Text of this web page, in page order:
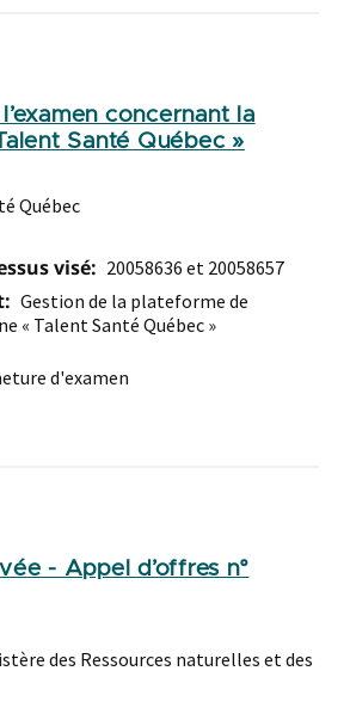
concernant la
Santé Québec »
Québec
visé: 20058636 et 20058657
Gestion de la plateforme de
« Talent Santé Québec »
d'examen
- Appel d’offres n°
des Ressources naturelles et des